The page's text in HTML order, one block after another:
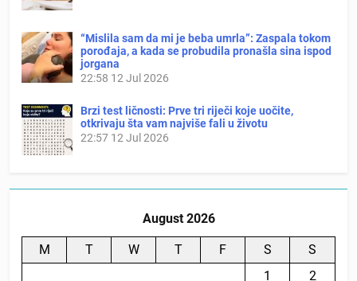
“Mislila sam da mi je beba umrla”: Zaspala tokom
porođaja, a kada se probudila pronašla sina ispod
jorgana
22:58 12 Jul 2026
Brzi test ličnosti: Prve tri riječi koje uočite,
otkrivaju šta vam najviše fali u životu
22:57 12 Jul 2026
August 2026
M T W T F S
S
1
2